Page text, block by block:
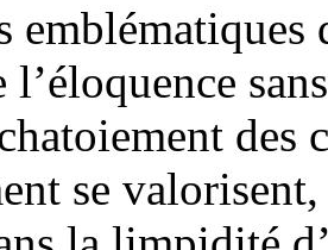
emblématiques
l’éloquence
des
se